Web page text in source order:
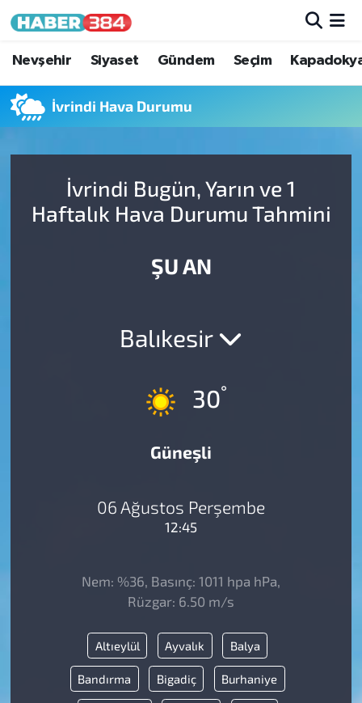
Nevşehir Siyaset Gündem Seçim
İvrindi Hava Durumu
İvrindi Bugün, Yarın ve 1
Haftalık Hava Durumu Tahmini
ŞU AN
Balıkesir
30°
Güneşli
06 Ağustos Perşembe
12:45
Nem: %36, Basınç: 1011 hpa hPa,
Rüzgar: 6.50 m/s
Altıeylül Ayvalık Balya
Bandırma Bigadiç Burhaniye
Nöbetçi Eczaneler
Hava Durumu
Süper Lig Puan Durumu ve Fikstür
Tüm Manşetler
Son Dakika Haberleri